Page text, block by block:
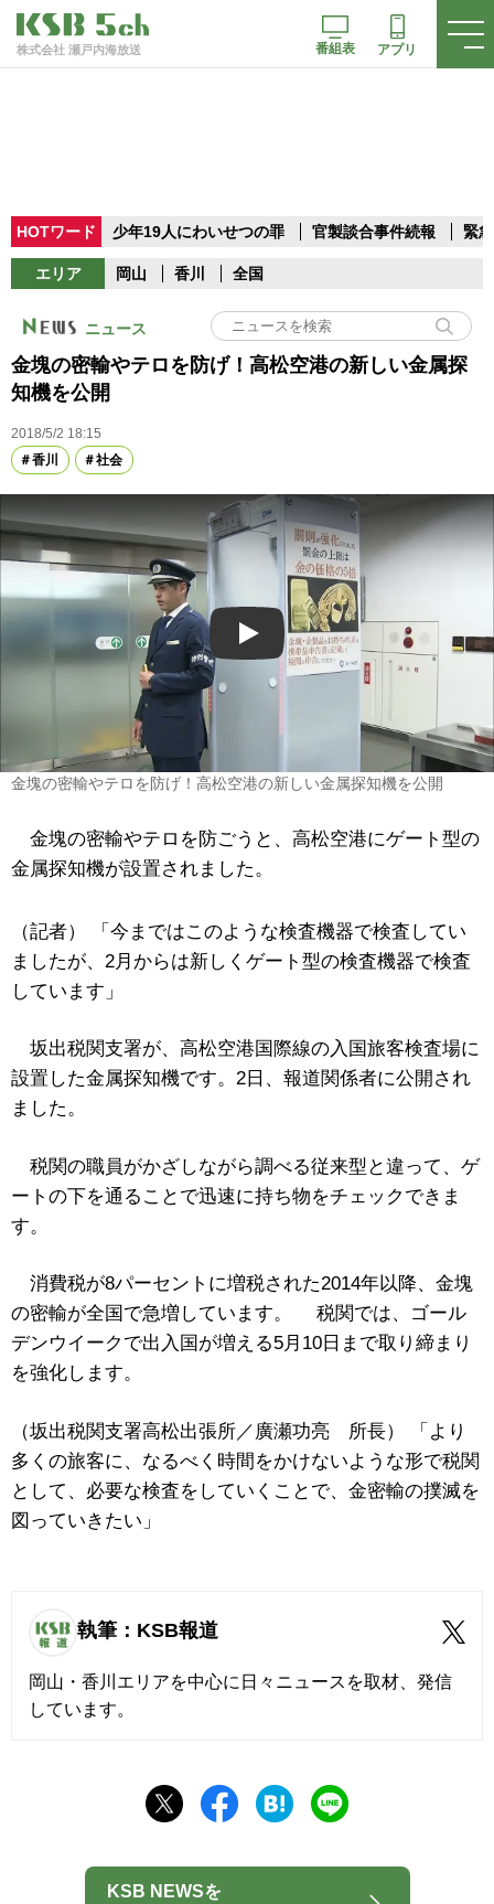
株式会社 瀬戸内海放送 番組表 アプリ
HOTワード 少年19人にわいせつの罪 官製談合事件続報 緊
エリア 岡山 香川 全国
ニュース
金塊の密輸やテロを防げ！高松空港の新しい金属探
知機を公開
2018/5/2 18:15
香川
社会
Play
金塊の密輸やテロを防げ！高松空港の新しい金属探知機を公開
金塊の密輸やテロを防ごうと、高松空港にゲート型の
金属探知機が設置されました。
（記者） 「今まではこのような検査機器で検査してい
ましたが、2月からは新しくゲート型の検査機器で検査
しています」
坂出税関支署が、高松空港国際線の入国旅客検査場に
設置した金属探知機です。2日、報道関係者に公開され
ました。
税関の職員がかざしながら調べる従来型と違って、ゲ
ートの下を通ることで迅速に持ち物をチェックできま
す。
消費税が8パーセントに増税された2014年以降、金塊
の密輸が全国で急増しています。 税関では、ゴール
デンウイークで出入国が増える5月10日まで取り締まり
を強化します。
（坂出税関支署高松出張所／廣瀬功亮 所長） 「より
多くの旅客に、なるべく時間をかけないような形で税関
として、必要な検査をしていくことで、金密輸の撲滅を
図っていきたい」
執筆：KSB報道
岡山・香川エリアを中心に日々ニュースを取材、発信
しています。
KSB NEWSを